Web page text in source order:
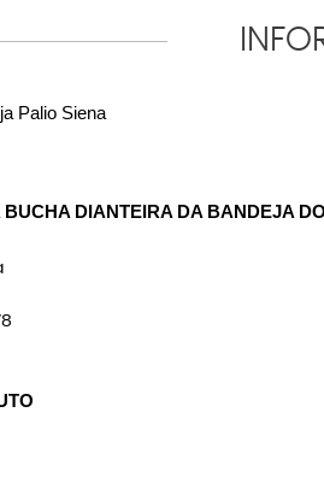
Palio Siena
DIANTEIRA DA BANDEJA